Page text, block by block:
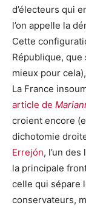
d’électeurs qui
l’on appelle la
Cette
République,
mieux pour
La France
article de
croient encore
dichotomie
Errejón, l’un
la principale
celle qui sépare
conservateurs,